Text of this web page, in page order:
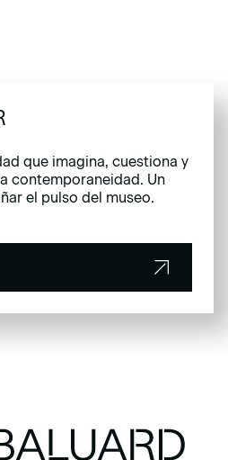
que imagina, cuestiona y
contemporaneidad. Un
el pulso del museo.